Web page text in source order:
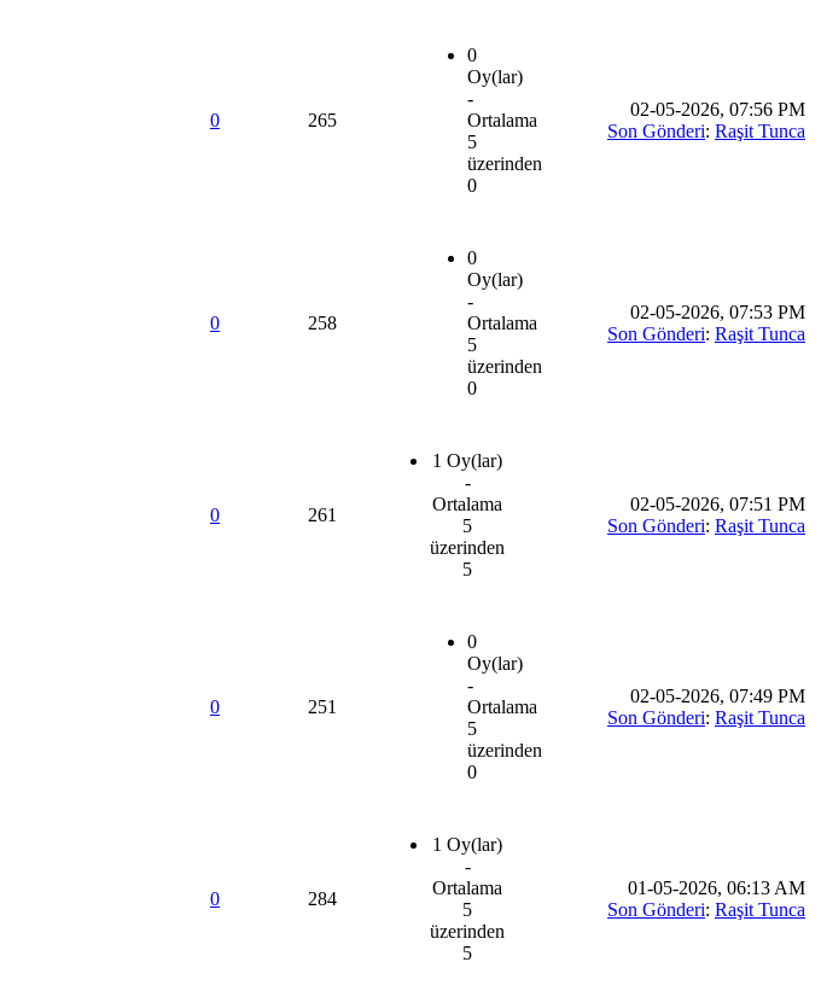
0 265
0
Oy(lar)
-
Ortalama
5
üzerinden
0
02-05-2026, 07:56 PM
Son Gönderi: Raşit Tunca
0 258
0
Oy(lar)
-
Ortalama
5
üzerinden
0
02-05-2026, 07:53 PM
Son Gönderi: Raşit Tunca
0 261
1 Oy(lar)
-
Ortalama
5
üzerinden
5
02-05-2026, 07:51 PM
Son Gönderi: Raşit Tunca
0 251
0
Oy(lar)
-
Ortalama
5
üzerinden
0
02-05-2026, 07:49 PM
Son Gönderi: Raşit Tunca
0 284
1 Oy(lar)
-
Ortalama
5
üzerinden
5
01-05-2026, 06:13 AM
Son Gönderi: Raşit Tunca